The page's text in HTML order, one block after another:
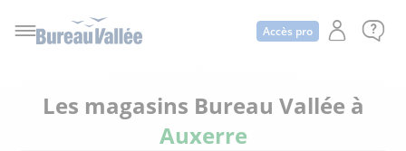
Accès pro
Les magasins Bureau Vallée à
Auxerre